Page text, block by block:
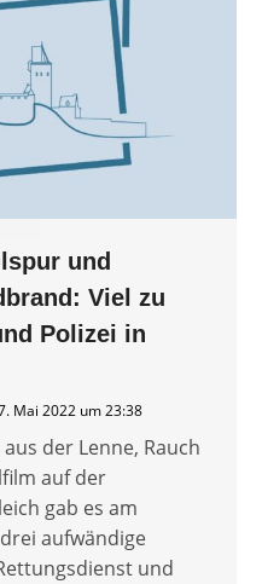
und
Viel zu
Polizei in
Mai 2022 um 23:38
der Lenne, Rauch
auf der
gab es am
aufwändige
und